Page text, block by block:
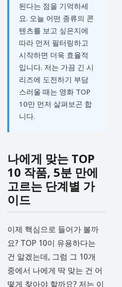
된다는 점을 기억하세
요. 오늘 어떤 종류의 콘
텐츠를 보고 싶은지에
따라 먼저 필터링하고
시작하면 더욱 효율적
입니다. 저는 가끔 긴 시
리즈에 도전하기 부담
스러울 때는 영화 TOP
10만 먼저 살펴보곤 합
니다.
나에게 맞는 TOP
10 작품, 5분 만에
고르는 단계별 가
이드
이제 핵심으로 들어가 볼까
요? TOP 10이 유용하다는
건 알겠는데, 그럼 그 10개
중에서 나에게 딱 맞는 건 어
떻게 찾아야 할까요? 저는 이